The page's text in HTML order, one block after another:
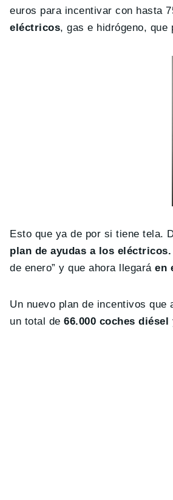
euros para incentivar con hasta
eléctricos, gas e hidrógeno, que
Esto que ya de por si tiene tela.
plan de ayudas a los eléctricos.
de enero” y que ahora llegaráen
Un nuevo plan de incentivos
un total de66.000 coches